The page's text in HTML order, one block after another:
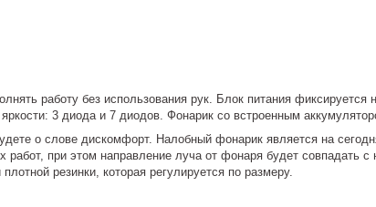
работу без использования рук. Блок питания
3 диода и 7 диодов. Фонарик со встроенным
о слове дискомфорт. Налобный фонарик является на
при этом направление луча от фонаря будет совпадать с
резинки, которая регулируется по размеру.